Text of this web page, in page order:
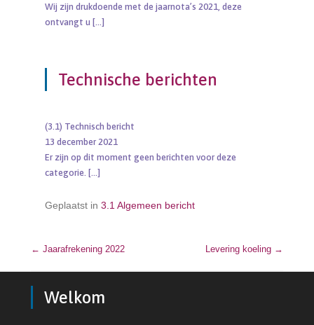
Wij zijn drukdoende met de jaarnota’s 2021, deze
ontvangt u […]
Technische berichten
(3.1) Technisch bericht
13 december 2021
Er zijn op dit moment geen berichten voor deze
categorie. […]
Geplaatst in 3.1 Algemeen bericht
Bericht navigatie
← Jaarafrekening 2022 Levering koeling →
Welkom